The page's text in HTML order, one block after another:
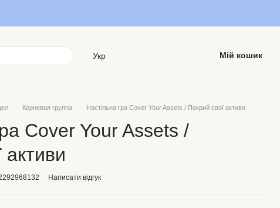
Укр Мій кошик
Корневая группа Настільна гра Cover Your Assets / Покрий свої активи
Cover Your Assets /
активи
Написати відгук